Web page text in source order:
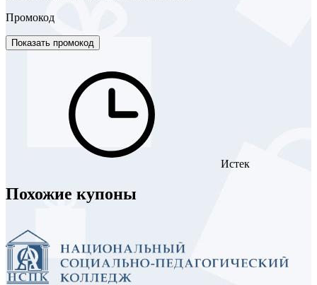
Промокод
Показать промокод
Истек
Похожие купоны